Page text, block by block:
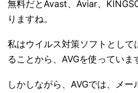
無料だとAvast、Aviar、
りますね。
私はウイルス対策ソフトとして
ることから、AVGを使っていま
しかしながら、AVGでは、メ